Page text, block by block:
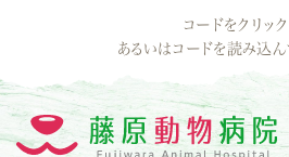
コードをクリック
あるいはコードを読み込ん